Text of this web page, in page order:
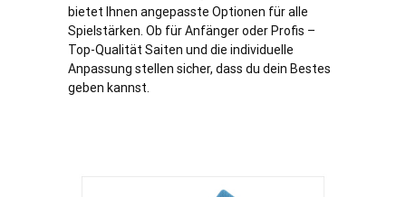
bietet Ihnen angepasste Optionen für alle
Spielstärken. Ob für Anfänger oder Profis –
Top-Qualität Saiten und die individuelle
Anpassung stellen sicher, dass du dein Bestes
geben kannst.